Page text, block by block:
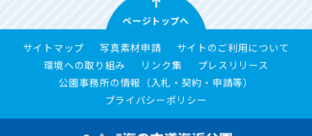
ページトップへ
サイトマップ 写真素材申請
サイトのご利用について
環境への取り組み
リンク集
プレスリリース
公園事務所の情報（入札・契約・申請等）
プライバシーポリシー